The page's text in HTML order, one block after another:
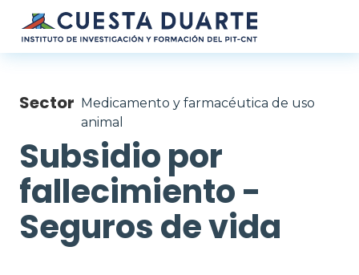
Pasar al contenido principal
Sector
Medicamento y farmacéutica de uso
animal
Subsidio por
fallecimiento -
Seguros de vida